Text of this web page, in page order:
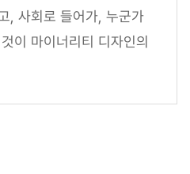
, 사회로 들어가, 누군가
이 마이너리티 디자인의